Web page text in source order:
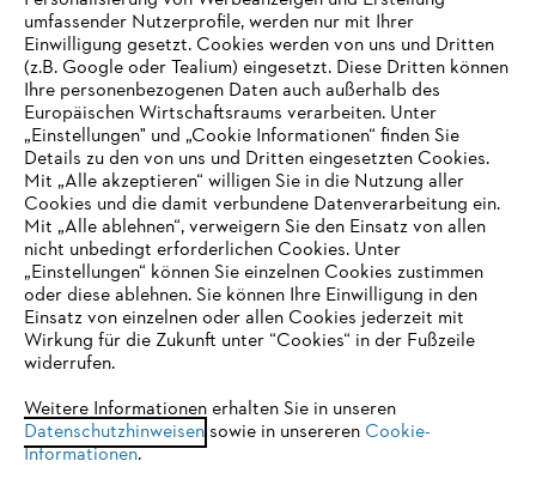
Unternehmen
Online Shop
Service
Allgemeine Geschäftsbedingungen
IHR BROWSER WIRD NICHT
UNTERSTÜTZT
eine optimale Nutzung unserer Seite empfehlen wir Ihnen, zu
einem der folgenden Browser zu wechseln:
umfassender Nutzerprofile, werden nur mit Ihrer
Einwilligung gesetzt. Cookies werden von uns und Dritten
(z.B. Google oder Tealium) eingesetzt. Diese Dritten können
Ihre personenbezogenen Daten auch außerhalb des
Europäischen Wirtschaftsraums verarbeiten. Unter
„Einstellungen" und „Cookie Informationen“ finden Sie
Details zu den von uns und Dritten eingesetzten Cookies.
Mit „Alle akzeptieren“ willigen Sie in die Nutzung aller
Cookies und die damit verbundene Datenverarbeitung ein.
Mit „Alle ablehnen“, verweigern Sie den Einsatz von allen
nicht unbedingt erforderlichen Cookies. Unter
„Einstellungen“ können Sie einzelnen Cookies zustimmen
oder diese ablehnen. Sie können Ihre Einwilligung in den
Einsatz von einzelnen oder allen Cookies jederzeit mit
Wirkung für die Zukunft unter “Cookies“ in der Fußzeile
widerrufen.
Weitere Informationen erhalten Sie in unseren
Datenschutzhinweisensowie in unsereren Cookie-
Informationen.